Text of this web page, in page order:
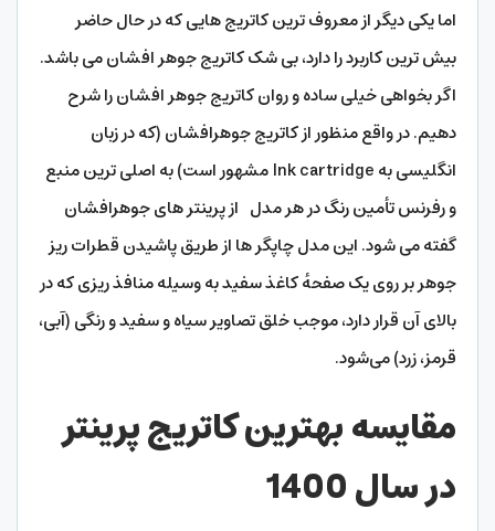
اما یکی دیگر از معروف ترین کاتریج هایی که در حال حاضر
بیش ترین کاربرد را دارد، بی شک کاتریج جوهر افشان می باشد.
اگر بخواهی خیلی ساده و روان کاتریج جوهر افشان را شرح
دهیم. در واقع منظور از کاتریج جوهرافشان (که در زبان
انگلیسی به Ink cartridge مشهور است) به اصلی ترین منبع
و رفرنس تأمین رنگ در هر مدل از پرینتر های جوهرافشان
گفته می شود. این مدل چاپگر ها از طریق پاشیدن قطرات ریز
جوهر بر روی یک صفحهٔ کاغذ سفید به وسیله منافذ ریزی که در
بالای آن قرار دارد، موجب خلق تصاویر سیاه و سفید و رنگی (آبی،
قرمز، زرد) می‌شود.
مقایسه بهترین کاتریج پرینتر
در سال 1400